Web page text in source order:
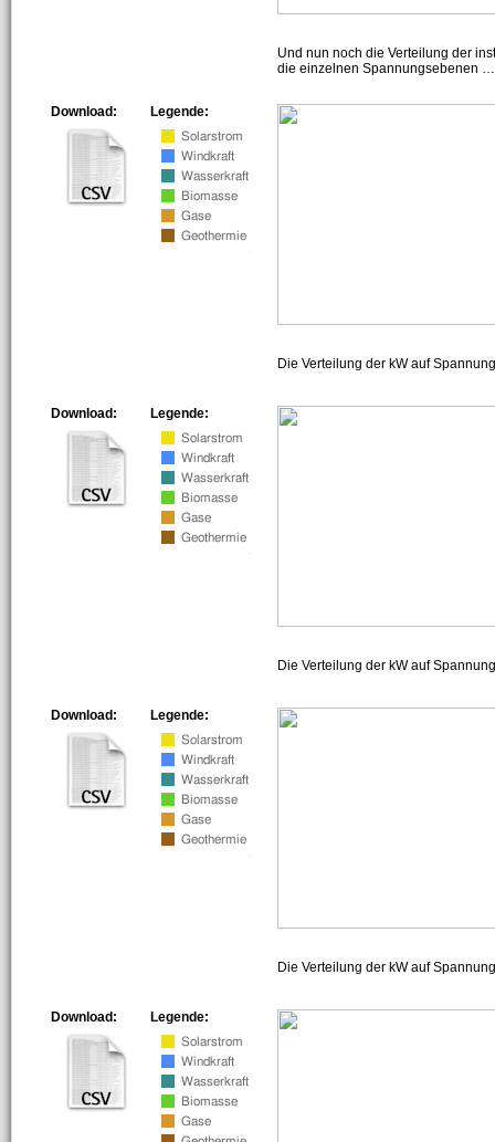
Und nun noch die Verteilung der
die einzelnen Spannungsebenen
Legende:
Download:
Die Verteilung der kW auf
Legende:
Download:
Die Verteilung der kW auf
Legende:
Download:
Die Verteilung der kW auf
Legende:
Download: